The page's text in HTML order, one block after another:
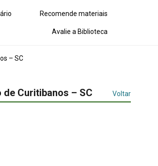
Recomende materiais
Avalie a Biblioteca
– SC
Curitibanos – SC Voltar